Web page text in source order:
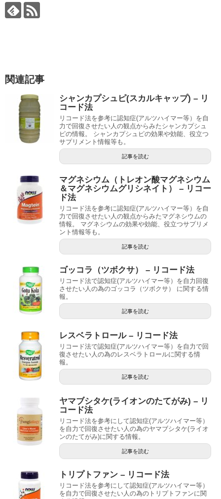
関連記事
シャンカプシュピ(スカルキャップ) – リ
コード法
リコード法を参考に認知症(アルツハイマー等）を自
力で回復させたい人の観点からみたシャンカプシュ
ピの情報。 シャンカプシュピの効果や効能、役立つ
サプリメント情報等も。
記事を読む
マグネシウム（トレオン酸マグネシウム
＆マグネシウムグリシネイト） – リコー
ド法
リコード法を参考に認知症(アルツハイマー等）を自
力で回復させたい人の観点からみたマグネシウムの
情報。 マグネシウムの効果や効能、役立つサプリメ
ント情報等も。
記事を読む
ゴッコラ（ツボクサ） – リコード法
リコード法で認知症(アルツハイマー等）を自力回復
させたい人の為のゴッコラ（ツボクサ） に関する情
報。
記事を読む
レスベラトロール – リコード法
リコード法で認知症(アルツハイマー等）を自力で回
復させたい人の為のレスベラトロールに関する情
報。
記事を読む
ヤマブシタケ(ライオンのたてがみ) – リ
コード法
リコード法を参考にして認知症(アルツハイマー等）
を自力で回復させたい人の為のヤマブシタケ(ライオ
ンのたてがみ)に関する情報。
記事を読む
トリプトファン – リコード法
リコード法を参考にして認知症(アルツハイマー等）
を自力で回復させたい人の為のトリプトファンに関